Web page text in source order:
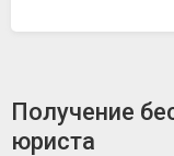
Получение
юриста